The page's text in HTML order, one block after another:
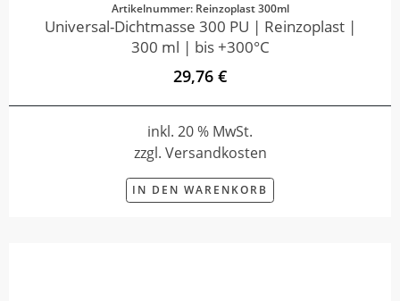
Artikelnummer: Reinzoplast 300ml
Universal-Dichtmasse 300 PU | Reinzoplast |
300 ml | bis +300°C
29,76 €
inkl. 20 % MwSt.
zzgl. Versandkosten
IN DEN WARENKORB